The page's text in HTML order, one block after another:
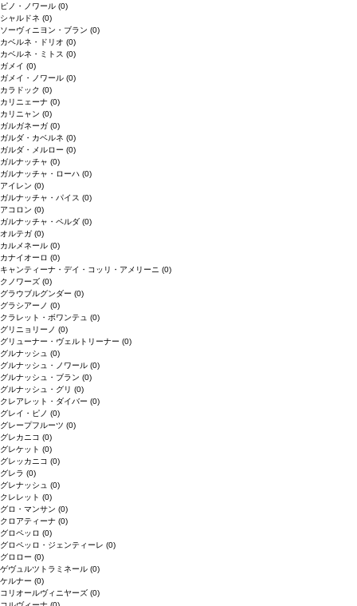
ピノ・ノワール (0)
シャルドネ (0)
ソーヴィニヨン・ブラン (0)
カベルネ・ドリオ (0)
カベルネ・ミトス (0)
ガメイ (0)
ガメイ・ノワール (0)
カラドック (0)
カリニェーナ (0)
カリニャン (0)
ガルガネーガ (0)
ガルダ・カベルネ (0)
ガルダ・メルロー (0)
ガルナッチャ (0)
ガルナッチャ・ローハ (0)
アイレン (0)
ガルナッチャ・パイス (0)
アコロン (0)
ガルナッチャ・ペルダ (0)
オルテガ (0)
カルメネール (0)
カナイオーロ (0)
キャンティーナ・デイ・コッリ・アメリーニ (0)
クノワーズ (0)
グラウブルグンダー (0)
グラシアーノ (0)
クラレット・ボワンテュ (0)
グリニョリーノ (0)
グリューナー・ヴェルトリーナー (0)
グルナッシュ (0)
グルナッシュ・ノワール (0)
グルナッシュ・ブラン (0)
グルナッシュ・グリ (0)
クレアレット・ダイバー (0)
グレイ・ピノ (0)
グレープフルーツ (0)
グレカニコ (0)
グレケット (0)
グレッカニコ (0)
グレラ (0)
グレナッシュ (0)
クレレット (0)
グロ・マンサン (0)
クロアティーナ (0)
グロペッロ (0)
グロペッロ・ジェンティーレ (0)
グロロー (0)
ゲヴュルツトラミネール (0)
ケルナー (0)
コリオールヴィニヤーズ (0)